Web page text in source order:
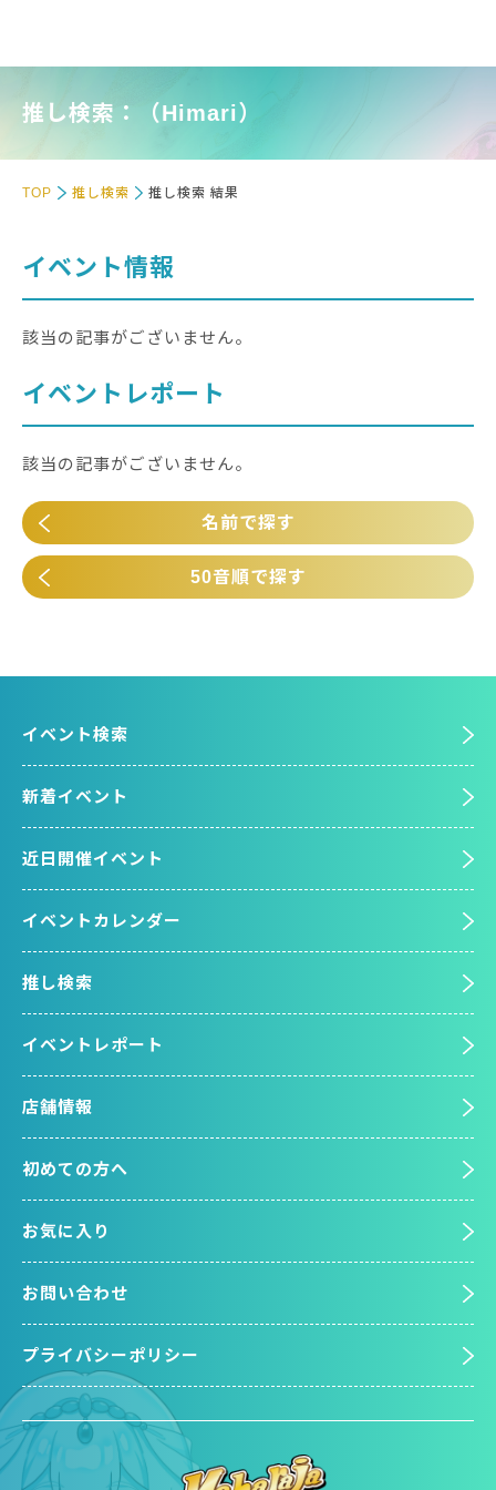
推し検索：（Himari）
TOP 推し検索 推し検索 結果
イベント情報
該当の記事がございません。
イベントレポート
該当の記事がございません。
名前で探す
50音順で探す
イベント検索
新着イベント
近日開催イベント
イベントカレンダー
推し検索
イベントレポート
店舗情報
初めての方へ
お気に入り
お問い合わせ
プライバシーポリシー